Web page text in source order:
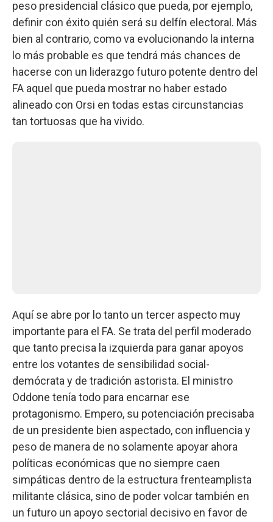
peso presidencial clásico que pueda, por ejemplo,
definir con éxito quién será su delfín electoral. Más
bien al contrario, como va evolucionando la interna
lo más probable es que tendrá más chances de
hacerse con un liderazgo futuro potente dentro del
FA aquel que pueda mostrar no haber estado
alineado con Orsi en todas estas circunstancias
tan tortuosas que ha vivido.
Aquí se abre por lo tanto un tercer aspecto muy
importante para el FA. Se trata del perfil moderado
que tanto precisa la izquierda para ganar apoyos
entre los votantes de sensibilidad social-
demócrata y de tradición astorista. El ministro
Oddone tenía todo para encarnar ese
protagonismo. Empero, su potenciación precisaba
de un presidente bien aspectado, con influencia y
peso de manera de no solamente apoyar ahora
políticas económicas que no siempre caen
simpáticas dentro de la estructura frenteamplista
militante clásica, sino de poder volcar también en
un futuro un apoyo sectorial decisivo en favor de